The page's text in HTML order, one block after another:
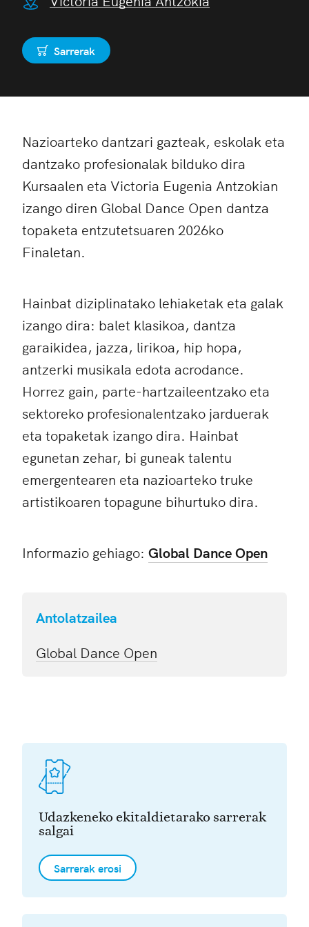
ErosiSarrerak
Nazioarteko dantzari gazteak, eskolak eta
dantzako profesionalak bilduko dira
Kursaalen eta Victoria Eugenia Antzokian
izango diren Global Dance Open dantza
topaketa entzutetsuaren 2026ko
Finaletan.
Hainbat diziplinatako lehiaketak eta galak
izango dira: balet klasikoa, dantza
garaikidea, jazza, lirikoa, hip hopa,
antzerki musikala edota acrodance.
Horrez gain, parte-hartzaileentzako eta
sektoreko profesionalentzako jarduerak
eta topaketak izango dira. Hainbat
egunetan zehar, bi guneak talentu
emergentearen eta nazioarteko truke
artistikoaren topagune bihurtuko dira.
Informazio gehiago: Global Dance Open
Antolatzailea
Global Dance Open
Udazkeneko ekitaldietarako sarrerak
salgai
Sarrerak erosi